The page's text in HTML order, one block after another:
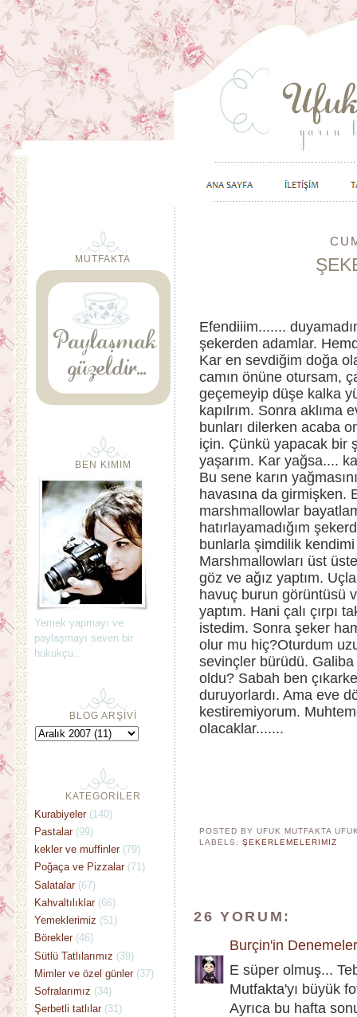
Efendiiim.......
şekerden adamlar.
Kar en sevdiğim doğa
camın önüne otursam,
geçemeyip düşe kalka
kapılrım. Sonra aklıma
bunları dilerken acaba
için. Çünkü yapacak bir
yaşarım. Kar yağsa....
Bu sene karın
havasına da girmişken.
marshmallowlar
hatırlayamadığım
bunlarla şimdilik
Marshmallowları üst
göz ve ağız yaptım.
havuç burun görüntüsü
yaptım. Hani çalı çırpı
istedim. Sonra şeker
olur mu hiç?Oturdum
sevinçler bürüdü.
oldu? Sabah ben
duruyorlardı. Ama eve
kestiremiyorum.
olacaklar.......
POSTED BY UFUK MUTFAKTA
LABELS:ŞEKERLEMELERIMIZ
26 YORUM:
Burçin'in
E süper olmuş...
Mutfakta'yı büyük
Ayrıca bu hafta
MUTFAKTA
BEN KIMIM
Yemek yapmayı ve
paylaşmayı seven bir
hukukçu..
BLOG ARŞİVİ
KATEGORİLER
Kurabiyeler (140)
Pastalar (99)
kekler ve muffinler (79)
Poğaça ve Pizzalar (71)
Salatalar (67)
Kahvaltılıklar (66)
Yemeklerimiz (51)
Börekler (46)
Sütlü Tatlılarımız (39)
Mimler ve özel günler (37)
Sofralarımız (34)
Şerbetli tatlılar (31)